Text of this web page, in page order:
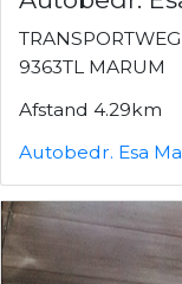
TRANSPORTWEG
9363TL MARUM
Afstand 4.29km
Autobedr. Esa